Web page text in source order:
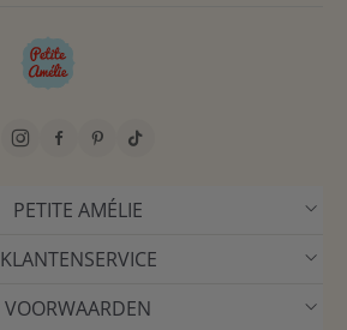
PETITE AMÉLIE
KLANTENSERVICE
VOORWAARDEN